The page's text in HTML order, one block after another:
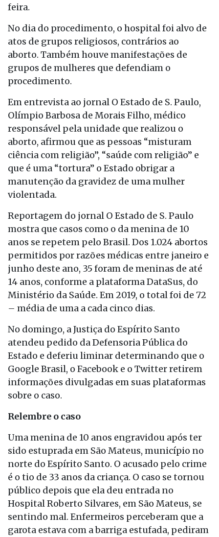
feira.
No dia do procedimento, o hospital foi alvo de
atos de grupos religiosos, contrários ao
aborto. Também houve manifestações de
grupos de mulheres que defendiam o
procedimento.
Em entrevista ao jornal O Estado de S. Paulo,
Olímpio Barbosa de Morais Filho, médico
responsável pela unidade que realizou o
aborto, afirmou que as pessoas “misturam
ciência com religião”, “saúde com religião” e
que é uma “tortura” o Estado obrigar a
manutenção da gravidez de uma mulher
violentada.
Reportagem do jornal O Estado de S. Paulo
mostra que casos como o da menina de 10
anos se repetem pelo Brasil. Dos 1.024 abortos
permitidos por razões médicas entre janeiro e
junho deste ano, 35 foram de meninas de até
14 anos, conforme a plataforma DataSus, do
Ministério da Saúde. Em 2019, o total foi de 72
– média de uma a cada cinco dias.
No domingo, a Justiça do Espírito Santo
atendeu pedido da Defensoria Pública do
Estado e deferiu liminar determinando que o
Google Brasil, o Facebook e o Twitter retirem
informações divulgadas em suas plataformas
sobre o caso.
Relembre o caso
Uma menina de 10 anos engravidou após ter
sido estuprada em São Mateus, município no
norte do Espírito Santo. O acusado pelo crime
é o tio de 33 anos da criança. O caso se tornou
público depois que ela deu entrada no
Hospital Roberto Silvares, em São Mateus, se
sentindo mal. Enfermeiros perceberam que a
garota estava com a barriga estufada, pediram